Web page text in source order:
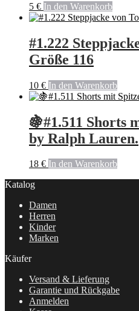
5 € In den Warenkorb
#1.222
Größe 116
10 € In den Warenkorb
🍇#1.511 Shorts
by Ralph Lauren.
18 € In den Warenkorb
Katalog
Damen
Herren
Kinder
Marken
Käufer
Versand & Lieferung
Garantie und Rückgabe
Anmelden